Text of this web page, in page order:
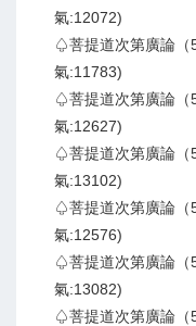
氣:12072)
♤菩提道次第廣論（
氣:11783)
♤菩提道次第廣論（
氣:12627)
♤菩提道次第廣論（
氣:13102)
♤菩提道次第廣論（
氣:12576)
♤菩提道次第廣論（
氣:13082)
♤菩提道次第廣論（